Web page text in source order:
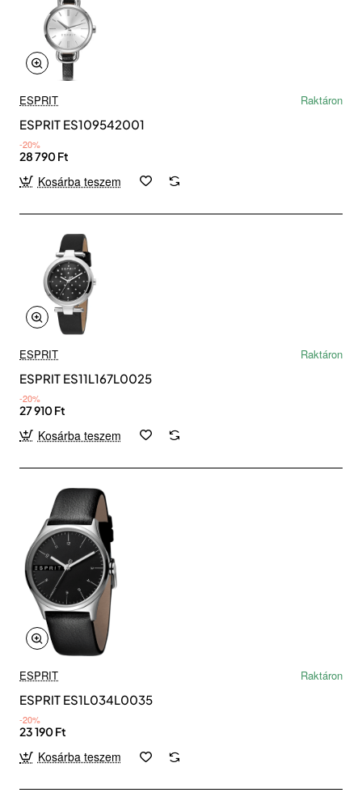
ESPRIT
Raktáron
ESPRIT ES109542001
-20%
28 790 Ft
Kosárba teszem
ESPRIT
Raktáron
ESPRIT ES11L167L0025
-20%
27 910 Ft
Kosárba teszem
ESPRIT
Raktáron
ESPRIT ES1L034L0035
-20%
23 190 Ft
Kosárba teszem